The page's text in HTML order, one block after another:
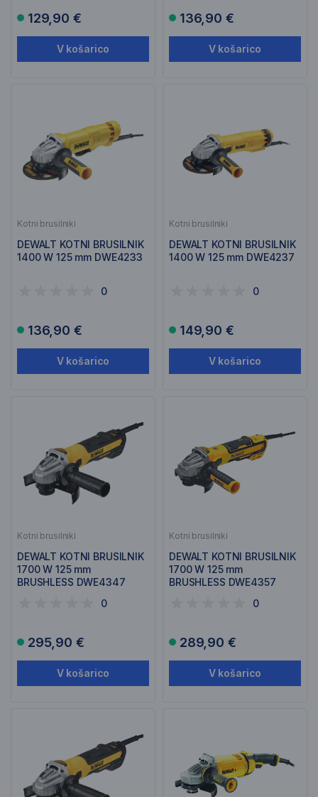
129,90 €
V košarico
136,90 €
V košarico
Kotni brusilniki
DEWALT KOTNI BRUSILNIK
1400 W 125 mm DWE4233
0
136,90 €
V košarico
Kotni brusilniki
DEWALT KOTNI BRUSILNIK
1400 W 125 mm DWE4237
0
149,90 €
V košarico
Kotni brusilniki
DEWALT KOTNI BRUSILNIK
1700 W 125 mm
BRUSHLESS DWE4347
0
295,90 €
V košarico
Kotni brusilniki
DEWALT KOTNI BRUSILNIK
1700 W 125 mm
BRUSHLESS DWE4357
0
289,90 €
V košarico